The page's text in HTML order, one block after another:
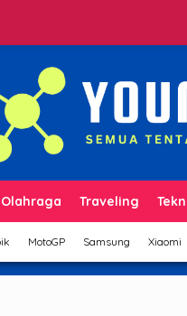
Olahraga Traveling
MotoGP Samsung Xiaomi